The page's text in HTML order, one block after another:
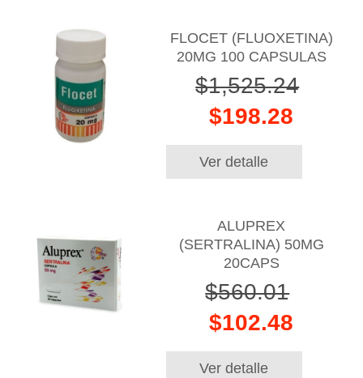
FLOCET (FLUOXETINA)
20MG 100 CAPSULAS
$1,525.24
$198.28
Ver detalle
ALUPREX
(SERTRALINA) 50MG
20CAPS
$560.01
$102.48
Ver detalle